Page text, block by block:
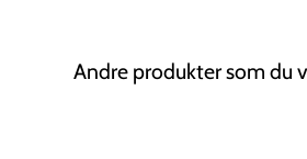
Andre produkter som du